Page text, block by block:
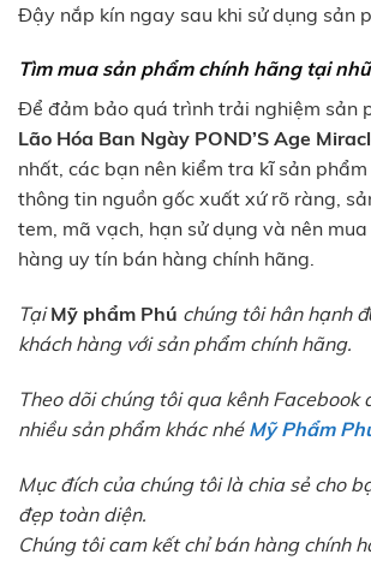
Đậy nắp kín ngay sau khi sử dụng sản
Tìm mua sản phẩm chính hãng tại
Để đảm bảo quá trình trải nghiệm sản
Lão Hóa Ban Ngày POND’S Age
nhất, các bạn nên kiểm tra kĩ sản
thông tin nguồn gốc xuất xứ rõ ràng,
tem, mã vạch, hạn sử dụng và nên
hàng uy tín bán hàng chính hãng.
TạiMỹ phẩm Phú chúng tôi hân hạnh
khách hàng với sản phẩm chính hãng.
Theo dõi chúng tôi qua kênh Facebook
nhiều sản phẩm khác nhé Mỹ Phẩm
Mục đích của chúng tôi là chia sẻ cho
đẹp toàn diện.
Chúng tôi cam kết chỉ bán hàng chính